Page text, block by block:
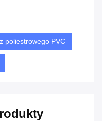
poliestrowego PVC